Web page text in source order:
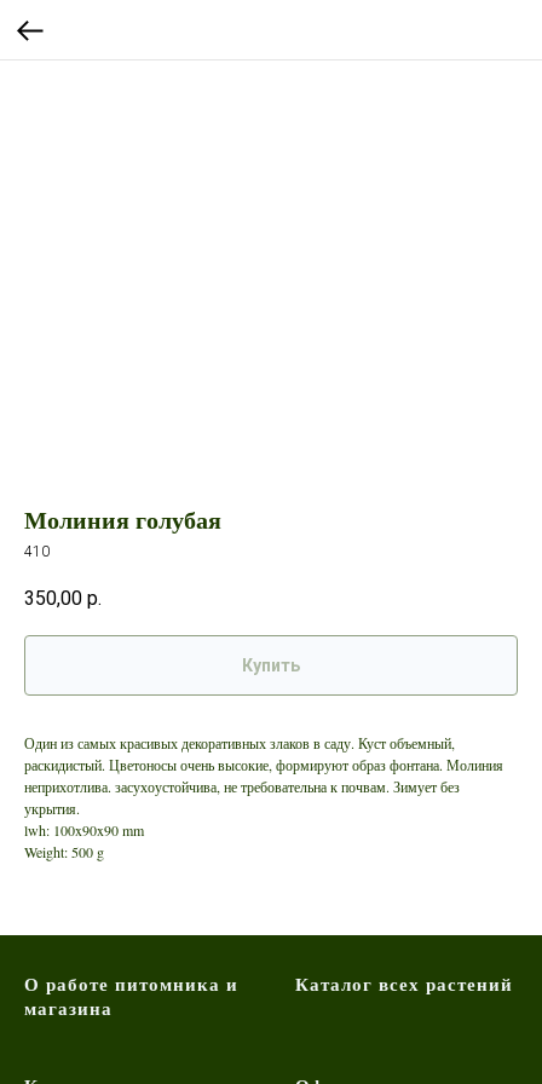
Молиния голубая
410
350,00 р.
Купить
Один из самых красивых декоративных злаков в саду. Куст объемный,
раскидистый. Цветоносы очень высокие, формируют образ фонтана. Молиния
неприхотлива. засухоустойчива, не требовательна к почвам. Зимует без
укрытия.
lwh: 100x90x90 mm
Weight: 500 g
О работе питомника и
магазина
Каталог всех растений